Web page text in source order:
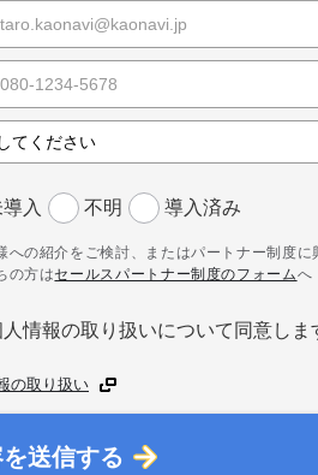
入 不明 導入済み
への紹介をご検討、またはパートナー制度に
の方はセールスパートナー制度のフォームへ
情報の取り扱いについて同意しま
の取り扱い
送信する